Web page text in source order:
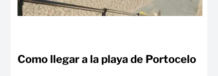
Como llegar a la playa de Portocelo